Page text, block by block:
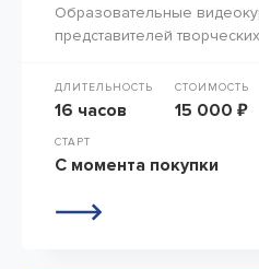
Образовательные
представителей
ДЛИТЕЛЬНОСТЬ
16 часов
СТОИМОСТЬ
15 000 ₽
СТАРТ
С момента покупки